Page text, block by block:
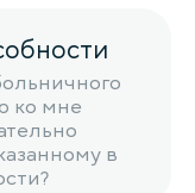
ко мне
в